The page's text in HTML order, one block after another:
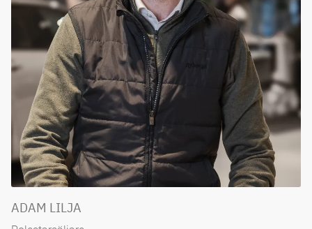
ADAM LILJA